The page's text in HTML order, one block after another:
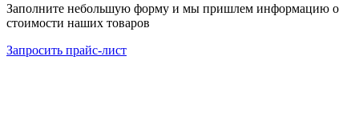
Заполните небольшую форму и мы пришлем информацию о
стоимости наших товаров
Запросить прайс-лист